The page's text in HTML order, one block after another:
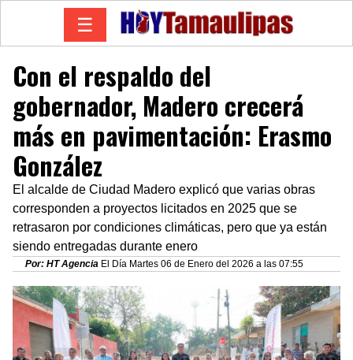
☰
Con el respaldo del
gobernador, Madero crecerá
más en pavimentación: Erasmo
González
El alcalde de Ciudad Madero explicó que varias obras
corresponden a proyectos licitados en 2025 que se
retrasaron por condiciones climáticas, pero que ya están
siendo entregadas durante enero
Por: HT Agencia El Día Martes 06 de Enero del 2026 a las 07:55